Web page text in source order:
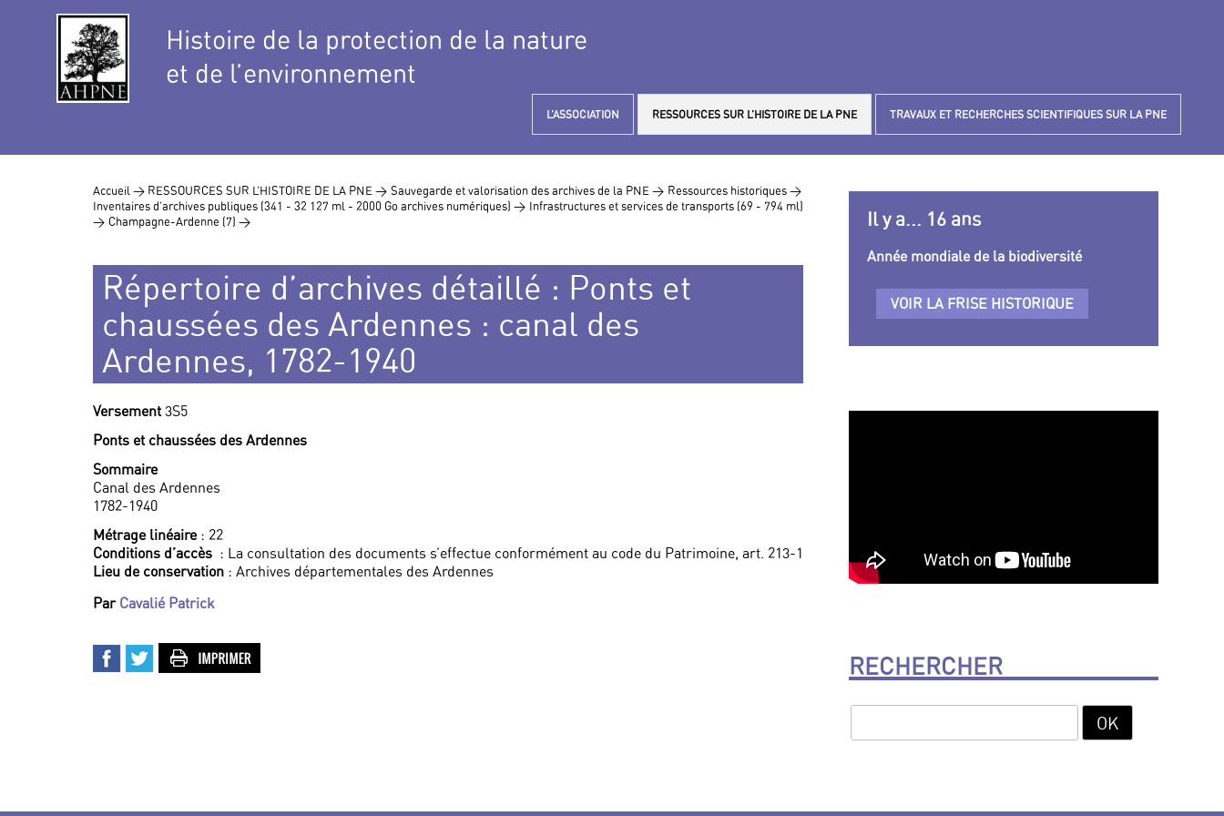
Histoire de la protection de la nature
et de l’environnement
L’ASSOCIATION RESSOURCES SUR L’HISTOIRE DE LA PNE TRAVAUX ET RECHERCHES SCIENTIFIQUES SUR LA PNE
Accueil > RESSOURCES SUR L’HISTOIRE DE LA PNE > Sauvegarde et valorisation des archives de la PNE > Ressources historiques >
Inventaires d’archives publiques (341 - 32 127 ml - 2000 Go archives numériques) > Infrastructures et services de transports (69 - 794 ml)
> Champagne-Ardenne (7) >
Répertoire d’archives détaillé : Ponts et
chaussées des Ardennes : canal des
Ardennes, 1782-1940
Versement3S5
Ponts et chaussées des Ardennes
Sommaire
Canal des Ardennes
1782-1940
Métrage linéaire: 22
Conditions d’accès : La consultation des documents s’effectue conformément au code du Patrimoine, art. 213-1
Lieu de conservation : Archives départementales des Ardennes
Par Cavalié Patrick
Il y a... 16 ans
Année mondiale de la biodiversité
VOIR LA FRISE HISTORIQUE
RECHERCHER